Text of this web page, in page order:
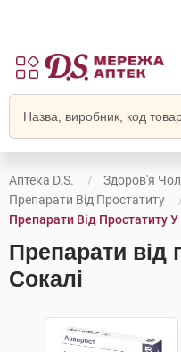
Аптека D.S.
Здоров'я
Препарати Від Простатиту
Препарати Від Простатиту У
Препарати від
Сокалі